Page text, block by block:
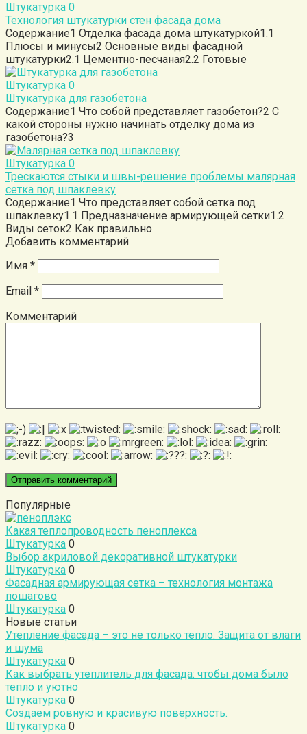
Штукатурка 0
Технология штукатурки стен фасада дома
Содержание1 Отделка фасада дома штукатуркой1.1
Плюсы и минусы2 Основные виды фасадной
штукатурки2.1 Цементно-песчаная2.2 Готовые
Штукатурка 0
Штукатурка для газобетона
Содержание1 Что собой представляет газобетон?2 С
какой стороны нужно начинать отделку дома из
газобетона?3
Штукатурка 0
Трескаются стыки и швы-решение проблемы малярная
сетка под шпаклевку
Содержание1 Что представляет собой сетка под
шпаклевку1.1 Предназначение армирующей сетки1.2
Виды сеток2 Как правильно
Добавить комментарий
Имя *
Email *
Комментарий
Популярные
Какая теплопроводность пеноплекса
Штукатурка 0
Выбор акриловой декоративной штукатурки
Штукатурка 0
Фасадная армирующая сетка – технология монтажа
пошагово
Штукатурка 0
Новые статьи
Утепление фасада – это не только тепло: Защита от влаги
и шума
Штукатурка 0
Как выбрать утеплитель для фасада: чтобы дома было
тепло и уютно
Штукатурка 0
Создаем ровную и красивую поверхность.
Штукатурка 0